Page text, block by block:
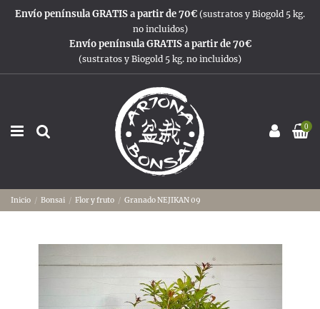
Envío península GRATIS a partir de 70€ (sustratos y Biogold 5 kg.
no incluidos)
Envío península GRATIS a partir de 70€
(sustratos y Biogold 5 kg. no incluidos)
0
Inicio Bonsai Flor y fruto Granado NEJIKAN 09